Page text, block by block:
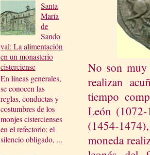
Santa
María
de
Sando
val: La alimentación
en un monasterio
cisterciense
En líneas generales,
se conocen las
reglas, conductas y
costumbres de los
monjes cistercienses
en el refectorio: el
silencio obligado, ...
No son muy
realizan
tiempo
León
moneda